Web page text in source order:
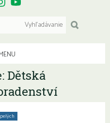
Dětská